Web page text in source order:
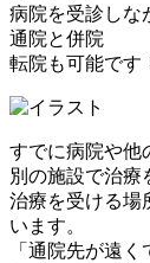
病院を受診しな
通院と併院
転院 も可能です
すでに病院や他
別の施設で治療
治療を受ける場
います。
「通院先が遠